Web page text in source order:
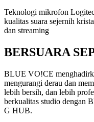
Teknologi mikrofon
kualitas suara sejernih
dan streaming
BERSUARA
BLUE VO!CE
mengurangi derau dan
lebih bersih, dan lebih
berkualitas studio dengan
G HUB.